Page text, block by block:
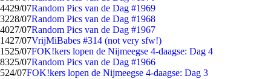
4429/07Random Pics van de Dag #1969
3228/07Random Pics van de Dag #1968
4027/07Random Pics van de Dag #1967
1427/07VrijMiBabes #314 (not very sfw!)
1525/07FOK!kers lopen de Nijmeegse 4-daagse: Dag 4
8325/07Random Pics van de Dag #1966
524/07FOK!kers lopen de Nijmeegse 4-daagse: Dag 3